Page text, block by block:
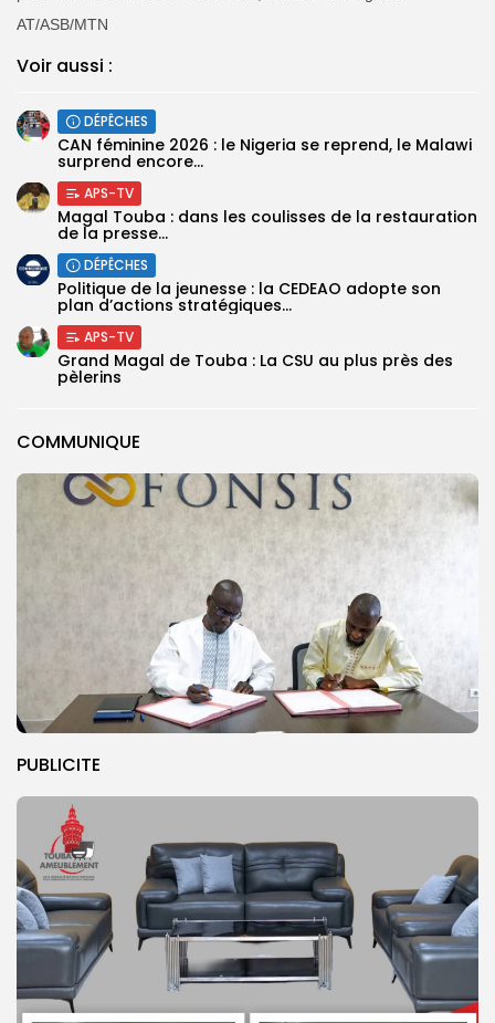
COMMUNIQUE
PUBLICITE
AT/ASB/MTN
Voir aussi :
DÉPÊCHES
‎CAN féminine 2026 : le Nigeria se reprend, le Malawi
surprend encore...
APS-TV
Magal Touba : dans les coulisses de la restauration
de la presse...
DÉPÊCHES
Politique de la jeunesse : la CEDEAO adopte son
plan d’actions stratégiques...
APS-TV
Grand Magal de Touba : La CSU au plus près des
pèlerins